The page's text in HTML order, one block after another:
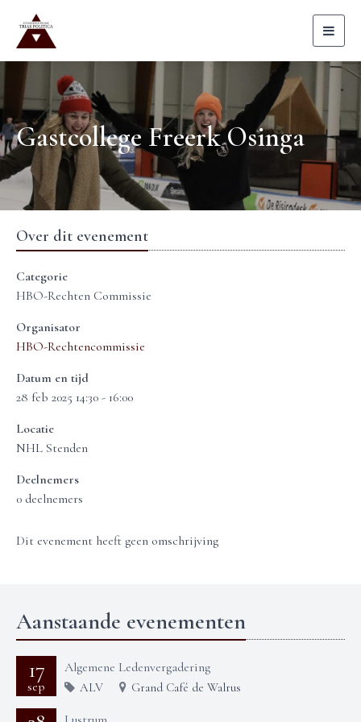
Gastcollege Freerk Osinga
Over dit evenement
Categorie
HBO-Rechten Commissie
Organisator
HBO-Rechtencommissie
Datum en tijd
28 feb 2025 14:30 - 16:00
Locatie
NHL Stenden
Deelnemers
0 deelnemers
Dit evenement heeft geen omschrijving
Aanstaande evenementen
17
sep
Algemene Ledenvergadering
ALV Grand Café de Walrus